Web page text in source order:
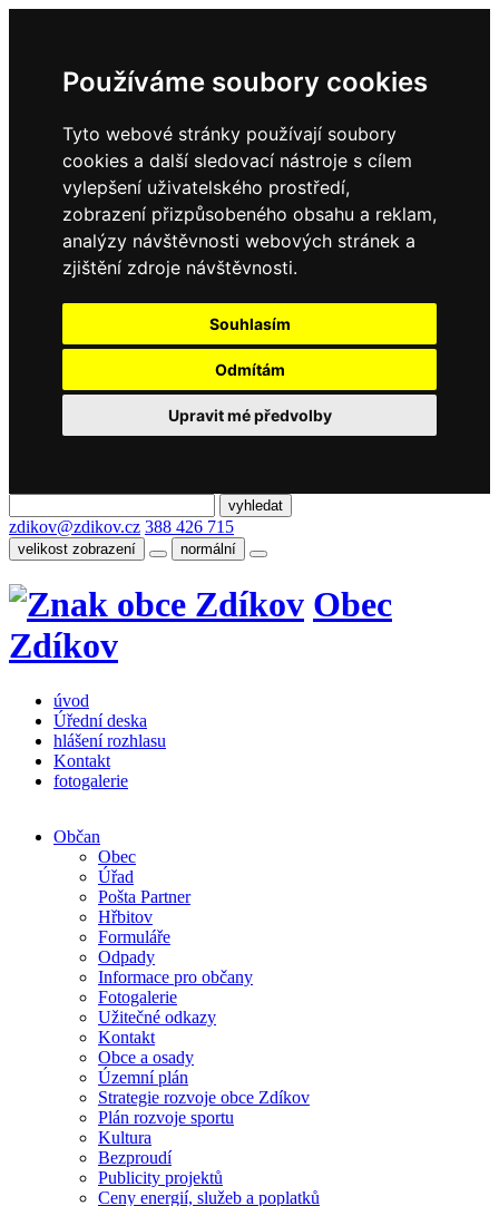
Používáme soubory cookies
Tyto webové stránky používají soubory
cookies a další sledovací nástroje s cílem
vylepšení uživatelského prostředí,
zobrazení přizpůsobeného obsahu a reklam,
analýzy návštěvnosti webových stránek a
zjištění zdroje návštěvnosti.
Souhlasím
Odmítám
Upravit mé předvolby
zdikov@zdikov.cz 388 426 715
velikost zobrazení normální
Obec
Zdíkov
úvod
Úřední deska
hlášení rozhlasu
Kontakt
fotogalerie
Občan
Obec
Úřad
Pošta Partner
Hřbitov
Formuláře
Odpady
Informace pro občany
Fotogalerie
Užitečné odkazy
Kontakt
Obce a osady
Územní plán
Strategie rozvoje obce Zdíkov
Plán rozvoje sportu
Kultura
Bezproudí
Publicity projektů
Ceny energií, služeb a poplatků